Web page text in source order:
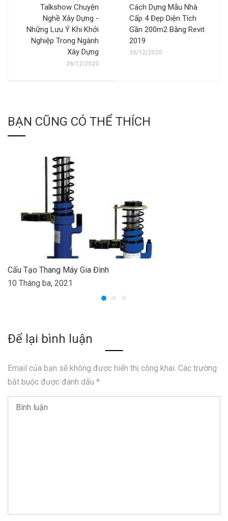
Talkshow Chuyện
Nghề Xây Dựng -
Những Lưu Ý Khi Khởi
Nghiệp Trong Ngành
Xây Dựng
26/12/2020
Cách Dựng Mẫu Nhà
Cấp 4 Đẹp Diện Tích
Gần 200m2 Bằng Revit
2019
26/12/2020
BẠN CŨNG CÓ THỂ THÍCH
Cấu Tạo Thang Máy Gia Đình
10 Tháng ba, 2021
Để lại bình luận
Email của bạn sẽ không được hiển thị công khai. Các trường
bắt buộc được đánh dấu *